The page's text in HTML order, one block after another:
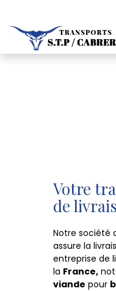
Votre
de
Notre société
assure la
entreprise de
la France,
viande pour